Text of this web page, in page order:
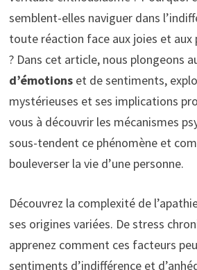
semblent-elles naviguer dans
toute réaction face aux joies et aux
? Dans cet article, nous plongeons
d’émotionset de sentiments,
mystérieuses et ses implications
vous à découvrir les mécanismes
sous-tendent ce phénomène et
bouleverser la vie d’une personne.
Découvrez la complexité de l’
ses origines variées. Destress
apprenez comment ces facteurs
sentiments d’indifférenceet d’